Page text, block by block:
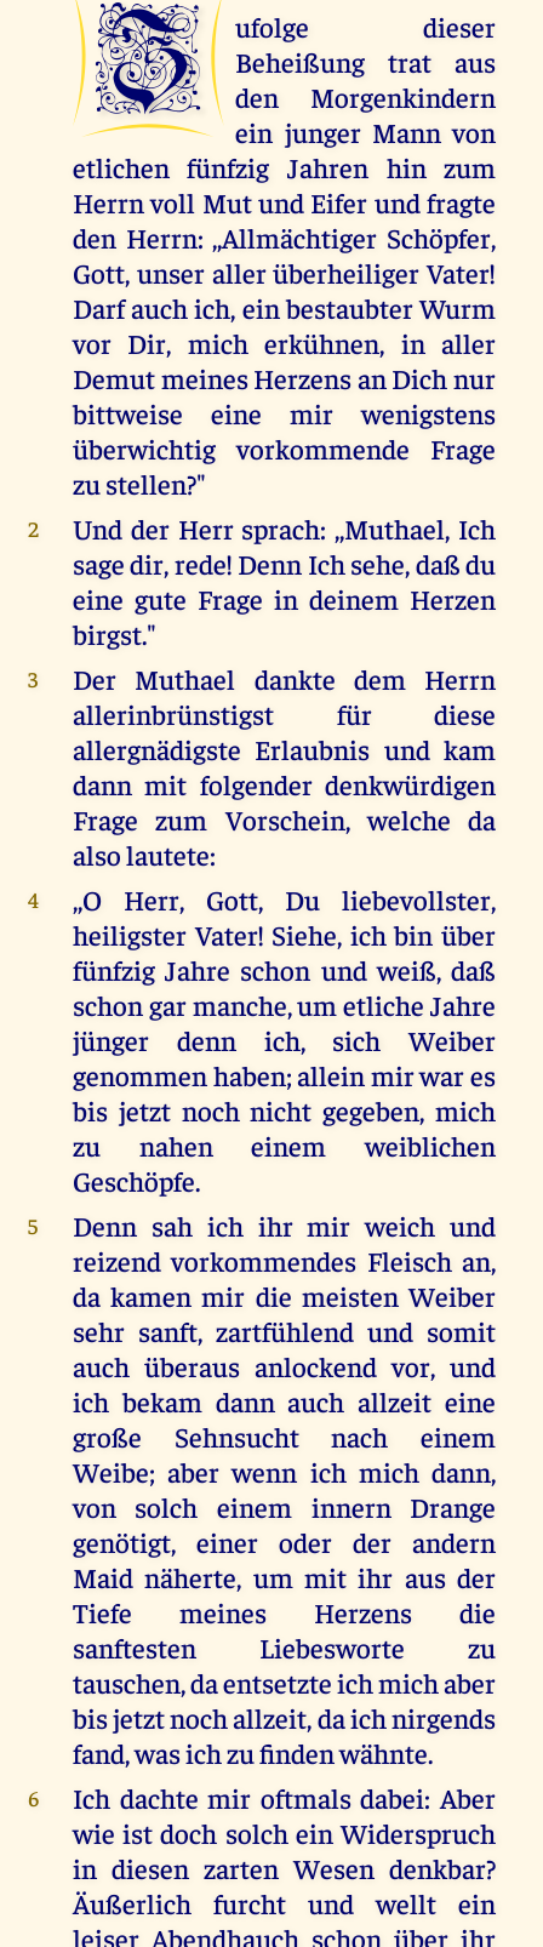
Z
ufolge dieser
Beheißung trat aus
den Morgenkindern
ein junger Mann von
etlichen fünfzig Jahren hin zum
Herrn voll Mut und Eifer und fragte
den Herrn: ,,Allmächtiger Schöpfer,
Gott, unser aller überheiliger Vater!
Darf auch ich, ein bestaubter Wurm
vor Dir, mich erkühnen, in aller
Demut meines Herzens an Dich nur
bittweise eine mir wenigstens
überwichtig vorkommende Frage
zu stellen?"
2
Und der Herr sprach: ,,Muthael, Ich
sage dir, rede! Denn Ich sehe, daß du
eine gute Frage in deinem Herzen
birgst."
3
Der Muthael dankte dem Herrn
allerinbrünstigst für diese
allergnädigste Erlaubnis und kam
dann mit folgender denkwürdigen
Frage zum Vorschein, welche da
also lautete:
4
,,O Herr, Gott, Du liebevollster,
heiligster Vater! Siehe, ich bin über
fünfzig Jahre schon und weiß, daß
schon gar manche, um etliche Jahre
jünger denn ich, sich Weiber
genommen haben; allein mir war es
bis jetzt noch nicht gegeben, mich
zu nahen einem weiblichen
Geschöpfe.
5
Denn sah ich ihr mir weich und
reizend vorkommendes Fleisch an,
da kamen mir die meisten Weiber
sehr sanft, zartfühlend und somit
auch überaus anlockend vor, und
ich bekam dann auch allzeit eine
große Sehnsucht nach einem
Weibe; aber wenn ich mich dann,
von solch einem innern Drange
genötigt, einer oder der andern
Maid näherte, um mit ihr aus der
Tiefe meines Herzens die
sanftesten Liebesworte zu
tauschen, da entsetzte ich mich aber
bis jetzt noch allzeit, da ich nirgends
fand, was ich zu finden wähnte.
6
Ich dachte mir oftmals dabei: Aber
wie ist doch solch ein Widerspruch
in diesen zarten Wesen denkbar?
Äußerlich furcht und wellt ein
leiser Abendhauch schon über ihr